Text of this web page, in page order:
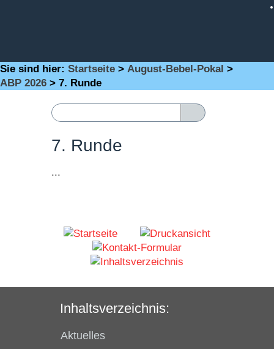
Sie sind hier: Startseite > August-Bebel-Pokal >
ABP 2026 > 7. Runde
7. Runde
...
Inhaltsverzeichnis:
Aktuelles